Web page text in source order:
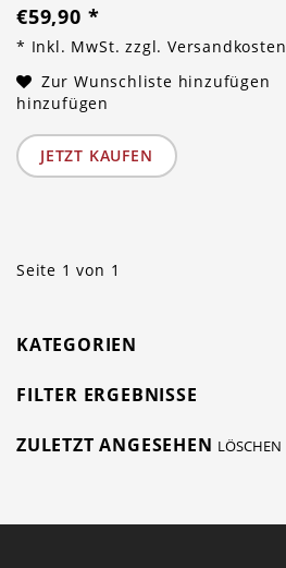
€59,90 *
* Inkl. MwSt. zzgl.Versandkosten
Zur Wunschliste hinzufügen
hinzufügen
JETZT KAUFEN
Seite 1 von 1
KATEGORIEN
FILTER ERGEBNISSE
ZULETZT ANGESEHEN LÖSCHEN